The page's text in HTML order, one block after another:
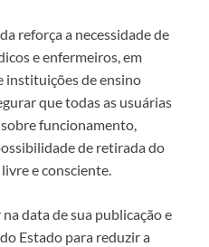
reforça a necessidade de
e enfermeiros, em
instituições de ensino
que todas as usuárias
funcionamento,
de retirada do
e consciente.
data de sua publicação e
Estado para reduzir a